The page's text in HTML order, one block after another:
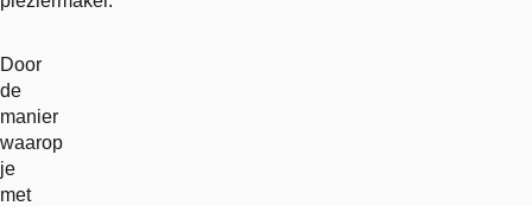
Door
de
manier
waarop
je
met